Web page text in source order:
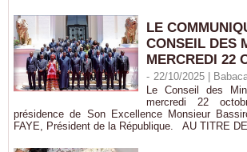
LE
CONSEIL DES
MERCREDI 22
- 22/10/2025 |
Le Conseil des
mercredi 22
présidence de Son Excellence Monsieur
FAYE, Président de la République. AU TITRE